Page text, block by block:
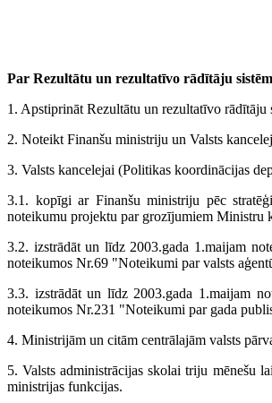
Par Rezultātu un rezultatīvo rādītāju
1. Apstiprināt Rezultātu un rezultatīvo rādītāju
2. Noteikt Finanšu ministriju un Valsts
3. Valsts kancelejai (Politikas koordinācijas
3.1. kopīgi ar Finanšu ministriju pēc
noteikumu projektu par grozījumiem Ministru
3.2. izstrādāt un līdz 2003.gada 1.maijam
noteikumos Nr.69 "Noteikumi par valsts
3.3. izstrādāt un līdz 2003.gada 1.maijam
noteikumos Nr.231 "Noteikumi par gada
4. Ministrijām un citām centrālajām valsts
5. Valsts administrācijas skolai triju mēnešu
ministrijas funkcijas.